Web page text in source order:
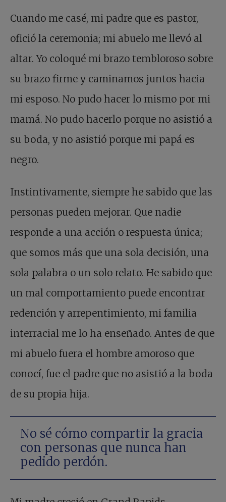
Cuando me casé, mi padre que es pastor,
ofició la ceremonia; mi abuelo me llevó al
altar. Yo coloqué mi brazo tembloroso sobre
su brazo firme y caminamos juntos hacia
mi esposo. No pudo hacer lo mismo por mi
mamá. No pudo hacerlo porque no asistió a
su boda, y no asistió porque mi papá es
negro.
Instintivamente, siempre he sabido que las
personas pueden mejorar. Que nadie
responde a una acción o respuesta única;
que somos más que una sola decisión, una
sola palabra o un solo relato. He sabido que
un mal comportamiento puede encontrar
redención y arrepentimiento, mi familia
interracial me lo ha enseñado. Antes de que
mi abuelo fuera el hombre amoroso que
conocí, fue el padre que no asistió a la boda
de su propia hija.
No sé cómo compartir la gracia
con personas que nunca han
pedido perdón.